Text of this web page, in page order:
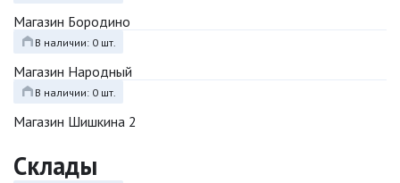
Магазин Бородино
В наличии: 0 шт.
Магазин Народный
В наличии: 0 шт.
Магазин Шишкина 2
Склады